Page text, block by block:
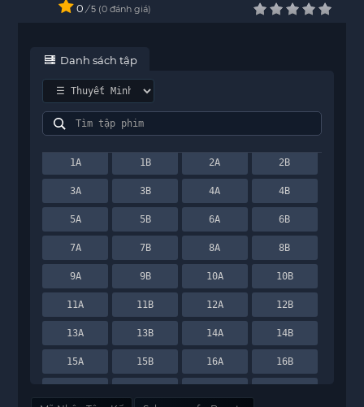
0 / 5 0 đánh giá
Danh sách tập
1A 1B 2A 2B
3A 3B 4A 4B
5A 5B 6A 6B
7A 7B 8A 8B
9A 9B 10A 10B
11A 11B 12A 12B
13A 13B 14A 14B
15A 15B 16A 16B